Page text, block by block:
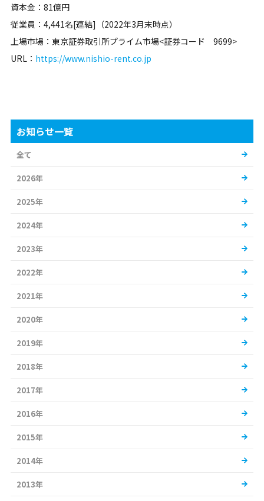
資本金：81億円
従業員：4,441名[連結]（2022年3月末時点）
上場市場：東京証券取引所プライム市場<証券コード 9699>
URL： https://www.nishio-rent.co.jp
お知らせ一覧
全て
2026年
2025年
2024年
2023年
2022年
2021年
2020年
2019年
2018年
2017年
2016年
2015年
2014年
2013年